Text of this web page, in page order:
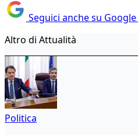
Seguici anche su
Altro di Attualità
Politica